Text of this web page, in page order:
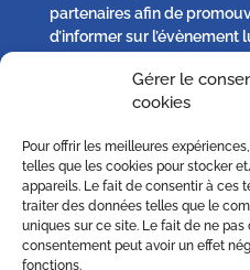
Gérer le
cookies
Pour offrir les meilleures
telles que les cookies pour stocker
appareils. Le fait de consentir à ces
traiter des données telles que le
uniques sur ce site. Le fait de ne
consentement peut avoir un effet
fonctions.
partenaires afin de
d’informer sur
Chaque participant peut,
– solliciter plus
– s’opposer à la publication
excéder le droit à
respect de sa vie privée sur
contact [@]